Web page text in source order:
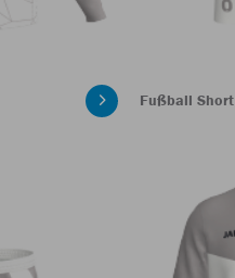
Fußball Short